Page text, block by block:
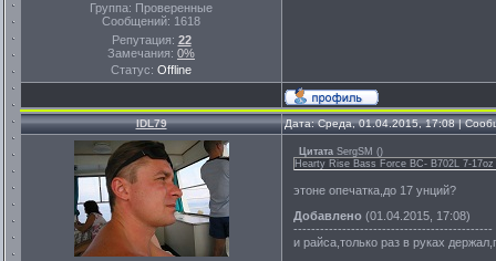
Группа: Проверенные
Сообщений: 1618
Репутация: 22
Замечания: 0%
Статус: Offline
IDL79 Дата: Среда, 01.04.2015, 17:08 |
Цитата SergSM ()
Hearty Rise Bass Force ВС- B702L 7-17oz
этоне опечатка,до 17 унций?
Добавлено (01.04.2015, 17:08)
---------------------------------------------
и райса,только раз в руках